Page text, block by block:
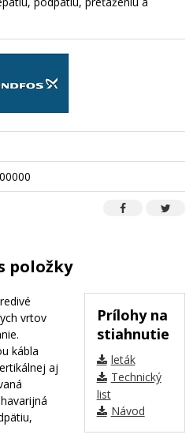
položky
Prílohy na
stiahnutie
leták
Technický
list
Návod
vrtov
kábla
aj